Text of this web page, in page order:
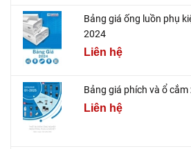
Bảng giá ống luồn phụ
2024
Liên hệ
Bảng giá phích và ổ
Liên hệ